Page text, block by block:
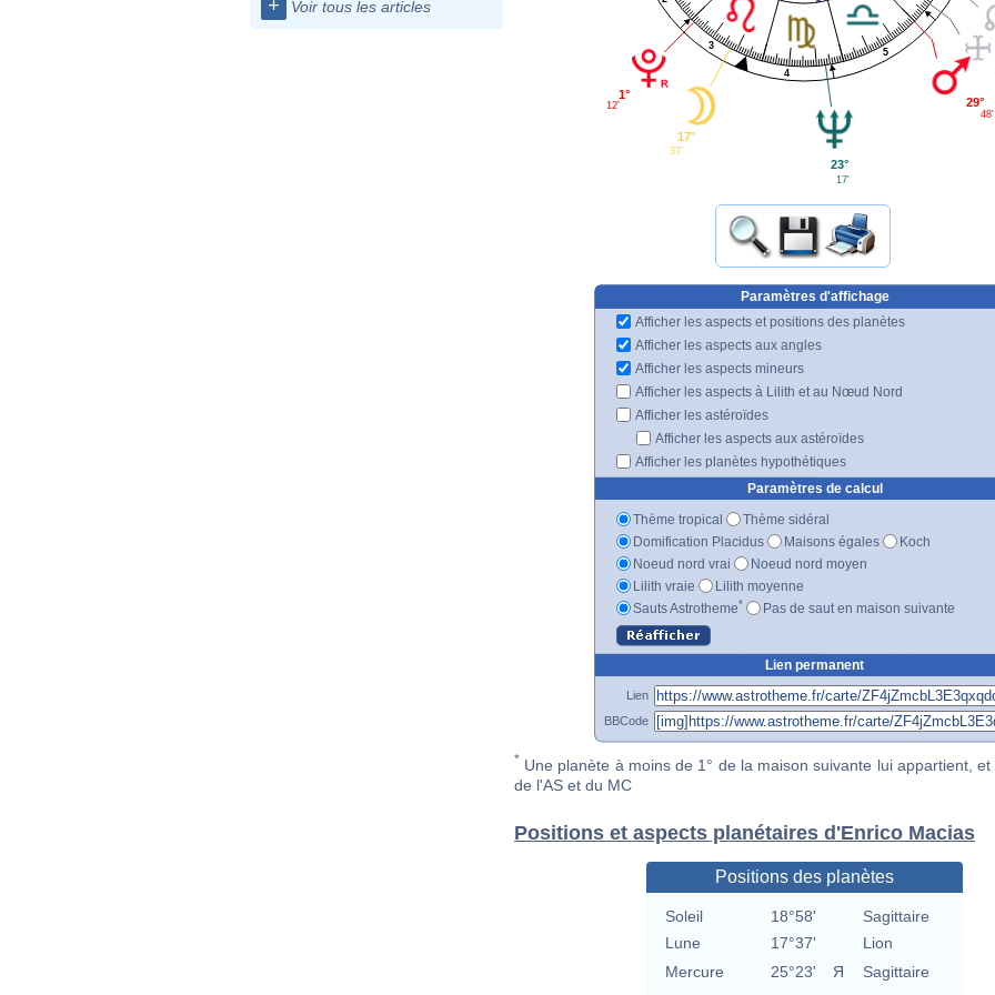
+ Voir tous les articles
3
4
5
1°
12'
17°
37'
23°
17'
29°
48'
Paramètres d'affichage
Afficher les aspects et positions des planètes
Afficher les aspects aux angles
Afficher les aspects mineurs
Afficher les aspects à Lilith et au Nœud Nord
Afficher les astéroïdes
Afficher les aspects aux astéroïdes
Afficher les planètes hypothétiques
Paramètres de calcul
Thème tropical
Thème sidéral
Domification Placidus
Maisons égales
Koch
Noeud nord vrai
Noeud nord moyen
Lilith vraie
Lilith moyenne
Sauts Astrotheme* Pas de saut en maison suivante
Lien permanent
Lien
BBCode
* Une planète à moins de 1° de la maison suivante lui appartient, et
de l'AS et du MC
Positions et aspects planétaires d'Enrico Macias
Positions des planètes
Soleil 18°58'
Sagittaire
Lune
17°37'
Lion
Mercure
25°23' Я
Sagittaire